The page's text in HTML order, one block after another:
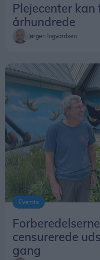
Plejecenter
århundrede
Jørgen Ingvardsen
Events
censurerede
gang